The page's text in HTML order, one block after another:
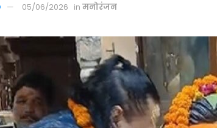
05/06/2026 in मनोरंजन